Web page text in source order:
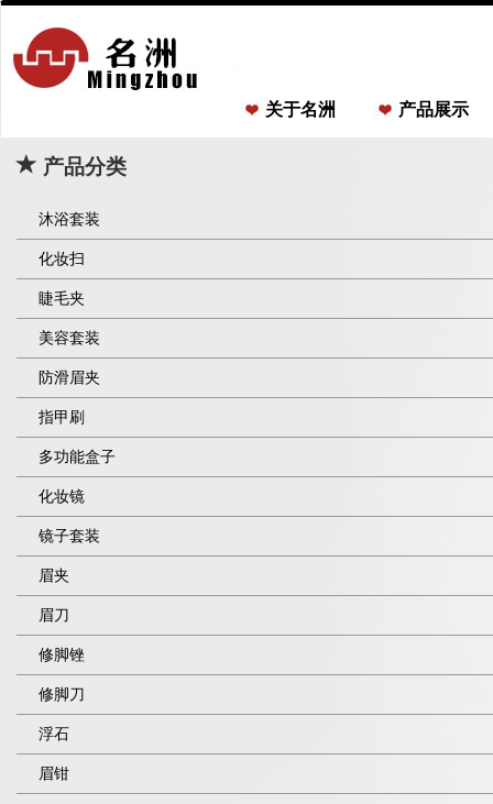
关于名洲 产品展示
产品分类
沐浴套装
化妆扫
睫毛夹
美容套装
防滑眉夹
指甲刷
多功能盒子
化妆镜
镜子套装
眉夹
眉刀
修脚锉
修脚刀
浮石
眉钳